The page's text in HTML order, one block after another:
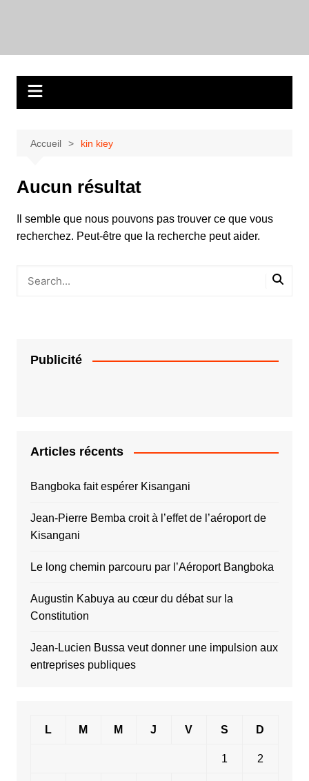
Accueil kin kiey
Aucun résultat
Il semble que nous pouvons pas trouver ce que vous
recherchez. Peut-être que la recherche peut aider.
Publicité
Articles récents
Bangboka fait espérer Kisangani
Jean-Pierre Bemba croit à l’effet de l’aéroport de
Kisangani
Le long chemin parcouru par l’Aéroport Bangboka
Augustin Kabuya au cœur du débat sur la
Constitution
Jean-Lucien Bussa veut donner une impulsion aux
entreprises publiques
L M M J V S D
1 2